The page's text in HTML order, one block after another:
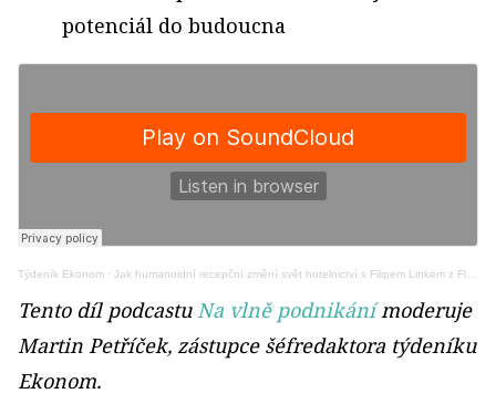
potenciál do budoucna
Týdeník Ekonom · Jak humanoidní recepční změní svět hotelnictví s Filipem Linkem z Flae Robotics
Tento díl podcastuNa vlně podnikánímoderuje
Martin Petříček, zástupce šéfredaktora týdeníku
Ekonom.